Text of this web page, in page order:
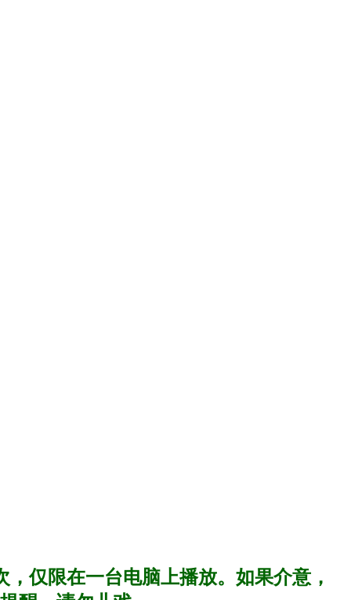
仅限在一台电脑上播放。如果介意，